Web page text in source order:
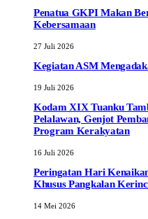
Penatua GKPI Makan
Kebersamaan
27 Juli 2026
Kegiatan ASM
19 Juli 2026
Kodam XIX Tuanku
Pelalawan, Genjot
Program Kerakyatan
16 Juli 2026
Peringatan Hari
Khusus Pangkalan
14 Mei 2026